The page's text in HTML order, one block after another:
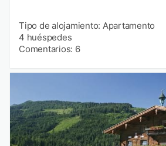
Tipo de alojamiento: Apartamento
4 huéspedes
Comentarios: 6